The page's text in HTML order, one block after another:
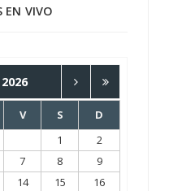
EN VIVO
2026
V S
D
1
2
7 8
9
14 15
16